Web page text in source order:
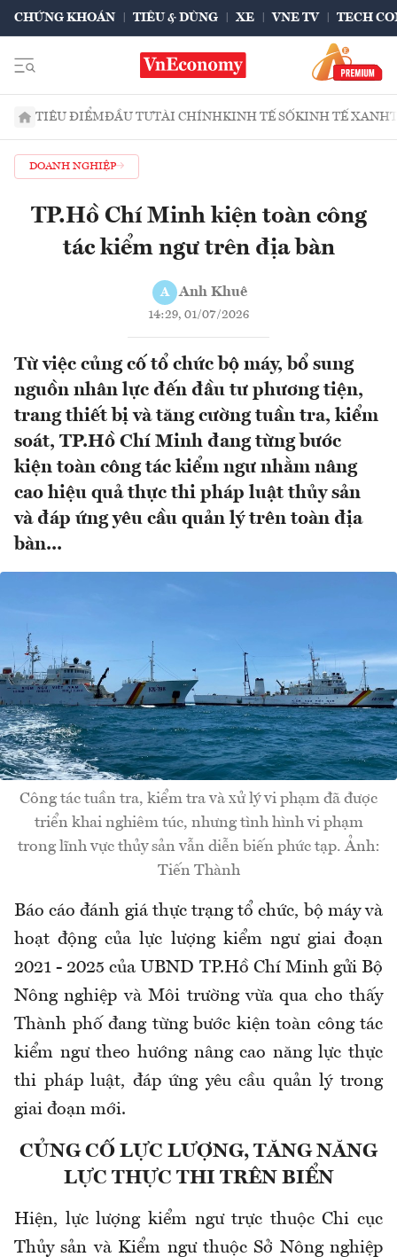
CHỨNG KHOÁN TIÊU & DÙNG XE VNE TV TECH
TIÊU ĐIỂMĐẦU TƯTÀI CHÍNHKINH TẾ SỐKINH TẾ XANH
DOANH NGHIỆP
TP.Hồ Chí Minh kiện toàn công
tác kiểm ngư trên địa bàn
A Anh Khuê
14:29, 01/07/2026
Từ việc củng cố tổ chức bộ máy, bổ sung
nguồn nhân lực đến đầu tư phương tiện,
trang thiết bị và tăng cường tuần tra, kiểm
soát, TP.Hồ Chí Minh đang từng bước
kiện toàn công tác kiểm ngư nhằm nâng
cao hiệu quả thực thi pháp luật thủy sản
và đáp ứng yêu cầu quản lý trên toàn địa
bàn...
Công tác tuần tra, kiểm tra và xử lý vi phạm đã được
triển khai nghiêm túc, nhưng tình hình vi phạm
trong lĩnh vực thủy sản vẫn diễn biến phức tạp. Ảnh:
Tiến Thành
Báo cáo đánh giá thực trạng tổ chức, bộ máy và
hoạt động của lực lượng kiểm ngư giai đoạn
2021 - 2025 của UBND TP.Hồ Chí Minh gửi Bộ
Nông nghiệp và Môi trường vừa qua cho thấy
Thành phố đang từng bước kiện toàn công tác
kiểm ngư theo hướng nâng cao năng lực thực
thi pháp luật, đáp ứng yêu cầu quản lý trong
giai đoạn mới.
CỦNG CỐ LỰC LƯỢNG, TĂNG NĂNG
LỰC THỰC THI TRÊN BIỂN
Hiện, lực lượng kiểm ngư trực thuộc Chi cục
Thủy sản và Kiểm ngư thuộc Sở Nông nghiệp